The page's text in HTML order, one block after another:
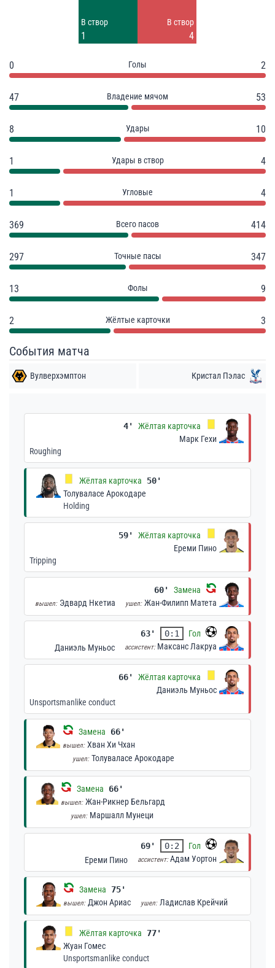
В створ
1
В створ
4
0 Голы 2
47 Владение мячом 53
8 Удары 10
1 Удары в створ 4
1 Угловые 4
369 Всего пасов 414
297 Точные пасы 347
13 Фолы 9
2 Жёлтые карточки 3
События матча
Вулверхэмптон Кристал Пэлас
4'
Жёлтая карточка
Марк Гехи
Roughing
Жёлтая карточка
50'
Толуваласе Арокодаре
Holding
59'
Жёлтая карточка
Ереми Пино
Tripping
60' Замена
вышел: Эдвард Нкетиа ушел: Жан-Филипп Матета
63' 0:1
Гол
Даниэль Муньос
ассистент: Максанс Лакруа
66'
Жёлтая карточка
Даниэль Муньос
Unsportsmanlike conduct
Замена 66'
вышел: Хван Хи Чхан
ушел: Толуваласе Арокодаре
Замена 66'
вышел: Жан-Рикнер Бельгард
ушел: Маршалл Мунеци
69' 0:2
Гол
Ереми Пино
ассистент:Адам Уортон
Замена 75'
вышел: Джон Ариас ушел: Ладислав Крейчий
Жёлтая карточка
77'
Жуан Гомес
Unsportsmanlike conduct